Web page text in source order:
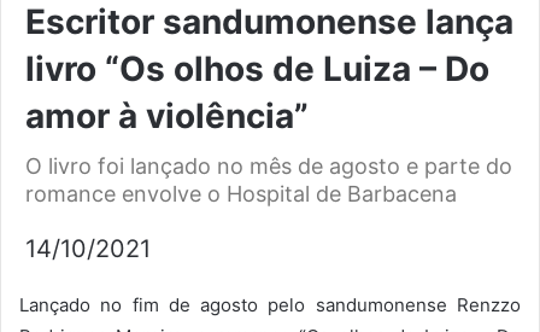
Escritor sandumonense lança
livro “Os olhos de Luiza – Do
amor à violência”
O livro foi lançado no mês de agosto e parte do
romance envolve o Hospital de Barbacena
14/10/2021
Lançado no fim de agosto pelo sandumonense Renzzo